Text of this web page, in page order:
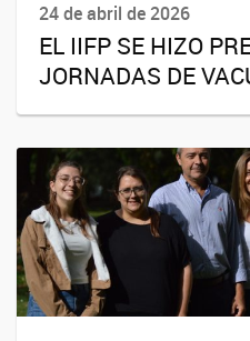
24 de abril de 2026
EL IIFP SE HIZO
JORNADAS DE